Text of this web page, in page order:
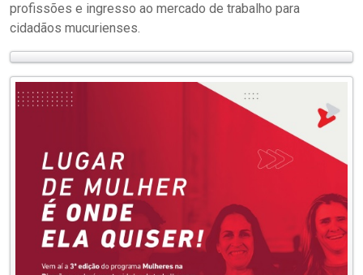
profissões e ingresso ao mercado de trabalho para
cidadãos mucurienses.